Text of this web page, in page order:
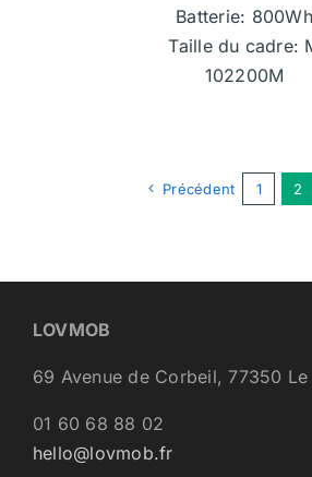
Batterie: 800Wh
Taille du cadre:
102200M
Précédent 1 2
LOVMOB
69 Avenue de Corbeil, 77350
01 60 68 88 02
hello@lovmob.fr